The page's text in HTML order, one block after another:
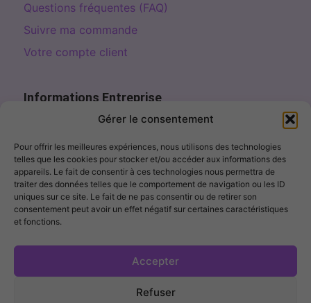
Gérer le consentement
Pour offrir les meilleures expériences, nous utilisons des technologies
telles que les cookies pour stocker et/ou accéder aux informations des
appareils. Le fait de consentir à ces technologies nous permettra de
traiter des données telles que le comportement de navigation ou les ID
uniques sur ce site. Le fait de ne pas consentir ou de retirer son
consentement peut avoir un effet négatif sur certaines caractéristiques
et fonctions.
Accepter
Refuser
Questions fréquentes (FAQ)
Suivre ma commande
Votre compte client
Informations Entreprise
Page de contact
10% OFF – Sign up!
I agree to receive marketing emails. I can unsubscribe at any
Get My Discount →